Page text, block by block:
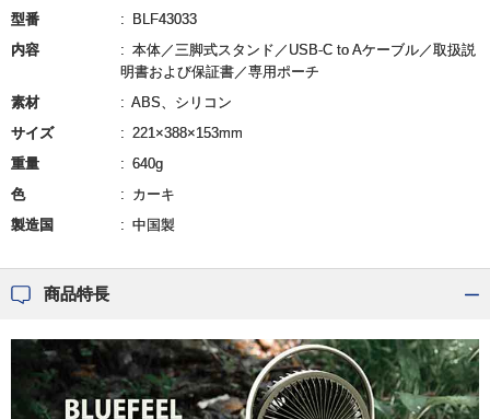
型番
BLF43033
内容
本体／三脚式スタンド／USB-C to Aケーブル／取扱説
明書および保証書／専用ポーチ
素材
ABS、シリコン
サイズ
221×388×153mm
重量
640g
色
カーキ
製造国
中国製
商品特長